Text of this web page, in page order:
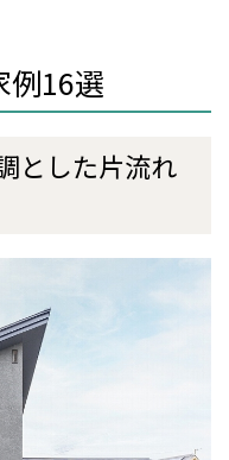
例16選
とした片流れ